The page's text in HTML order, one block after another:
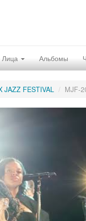
Лица Альбомы
JAZZ FESTIVAL MJF-